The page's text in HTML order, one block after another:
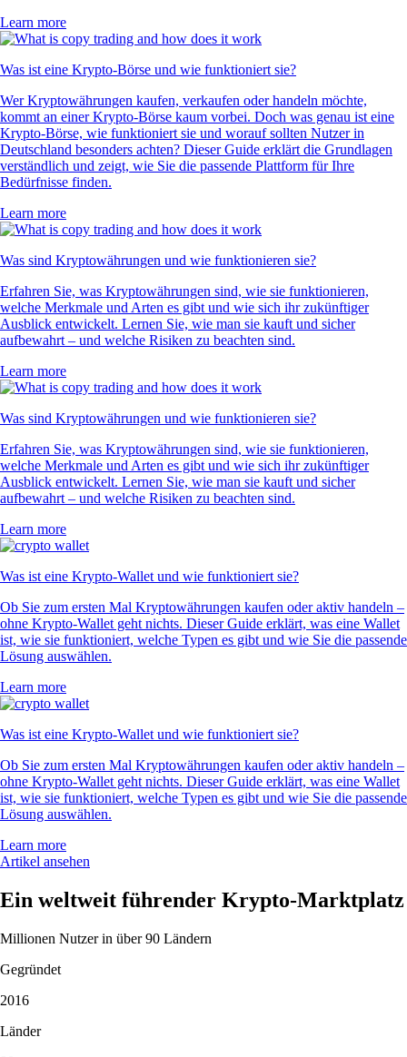
Learn more
Was ist eine Krypto-Börse und wie funktioniert sie?
Wer Kryptowährungen kaufen, verkaufen oder handeln möchte,
kommt an einer Krypto-Börse kaum vorbei. Doch was genau ist eine
Krypto-Börse, wie funktioniert sie und worauf sollten Nutzer in
Deutschland besonders achten? Dieser Guide erklärt die Grundlagen
verständlich und zeigt, wie Sie die passende Plattform für Ihre
Bedürfnisse finden.
Learn more
Was sind Kryptowährungen und wie funktionieren sie?
Erfahren Sie, was Kryptowährungen sind, wie sie funktionieren,
welche Merkmale und Arten es gibt und wie sich ihr zukünftiger
Ausblick entwickelt. Lernen Sie, wie man sie kauft und sicher
aufbewahrt – und welche Risiken zu beachten sind.
Learn more
Was sind Kryptowährungen und wie funktionieren sie?
Erfahren Sie, was Kryptowährungen sind, wie sie funktionieren,
welche Merkmale und Arten es gibt und wie sich ihr zukünftiger
Ausblick entwickelt. Lernen Sie, wie man sie kauft und sicher
aufbewahrt – und welche Risiken zu beachten sind.
Learn more
Was ist eine Krypto-Wallet und wie funktioniert sie?
Ob Sie zum ersten Mal Kryptowährungen kaufen oder aktiv handeln –
ohne Krypto-Wallet geht nichts. Dieser Guide erklärt, was eine Wallet
ist, wie sie funktioniert, welche Typen es gibt und wie Sie die passende
Lösung auswählen.
Learn more
Was ist eine Krypto-Wallet und wie funktioniert sie?
Ob Sie zum ersten Mal Kryptowährungen kaufen oder aktiv handeln –
ohne Krypto-Wallet geht nichts. Dieser Guide erklärt, was eine Wallet
ist, wie sie funktioniert, welche Typen es gibt und wie Sie die passende
Lösung auswählen.
Learn more
Artikel ansehen
Ein weltweit führender Krypto-Marktplatz
Millionen Nutzer in über 90 Ländern
Gegründet
2016
Länder